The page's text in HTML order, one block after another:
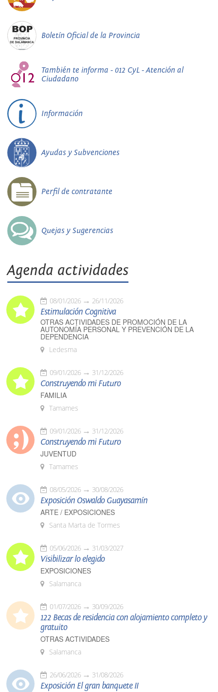
Boletín Oficial de la Provincia
También te informa - 012 CyL - Atención al
Ciudadano
Información
Ayudas y Subvenciones
Perfil de contratante
Quejas y Sugerencias
Agenda actividades
08/01/2026 26/11/2026
Estimulación Cognitiva
OTRAS ACTIVIDADES DE PROMOCIÓN DE LA
AUTONOMÍA PERSONAL Y PREVENCIÓN DE LA
DEPENDENCIA
Ledesma
09/01/2026 31/12/2026
Construyendo mi Futuro
FAMILIA
Tamames
09/01/2026 31/12/2026
Construyendo mi Futuro
JUVENTUD
Tamames
08/05/2026 30/08/2026
Exposición Oswaldo Guayasamín
ARTE / EXPOSICIONES
Santa Marta de Tormes
05/06/2026 31/03/2027
Visibilizar lo elegido
EXPOSICIONES
Salamanca
01/07/2026 30/09/2026
122 Becas de residencia con alojamiento completo y
gratuito
OTRAS ACTIVIDADES
Salamanca
26/06/2026 31/08/2026
Exposición El gran banquete II